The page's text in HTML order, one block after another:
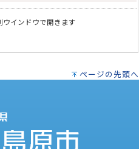
ウインドウで開きます
ページの先頭へ